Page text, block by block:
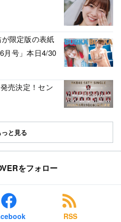
限定版の表紙
月号」本日4/30
売決定！セン
っと見る
をフォロー
RSS